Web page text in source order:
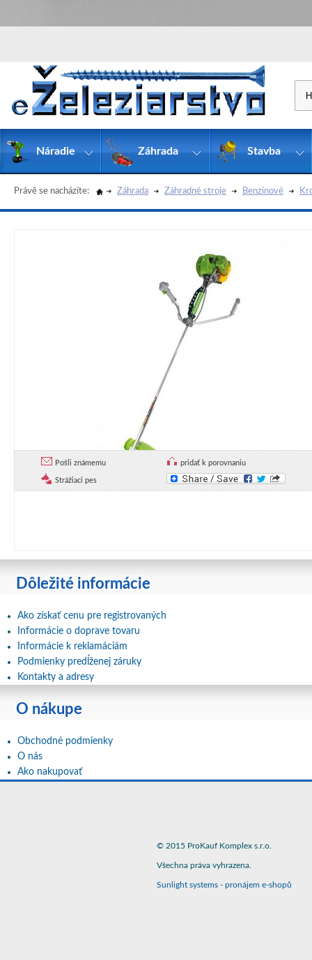
Právě se nacházíte: Záhrada Záhradné stroje Benzínové
Pošli známemu pridať k porovnaniu
Strážiaci pes
Dôležité informácie
Ako získať cenu pre registrovaných
Informácie o doprave tovaru
Informácie k reklamáciám
Podmienky predĺženej záruky
Kontakty a adresy
O nákupe
Obchodné podmienky
O nás
Ako nakupovať
Náradie Záhrada Stavba
© 2015 ProKauf Komplex s.r.o.
Všechna práva vyhrazena.
Sunlight systems - pronájem e-shopů